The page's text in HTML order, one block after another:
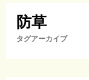
防草
タグアーカイブ